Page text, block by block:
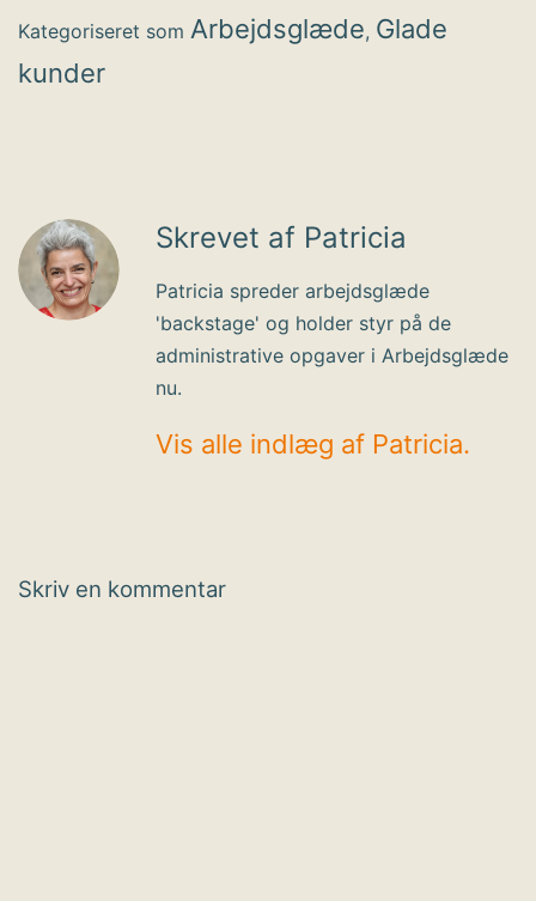
Kategoriseret som Arbejdsglæde, Glade
kunder
Skrevet af Patricia
Patricia spreder arbejdsglæde
'backstage' og holder styr på de
administrative opgaver i Arbejdsglæde
nu.
Vis alle indlæg af Patricia.
Skriv en kommentar